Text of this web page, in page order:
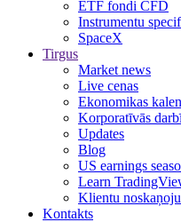
ETF fondi CFD
Instrumentu
SpaceX
Tirgus
Market news
Live cenas
Ekonomikas
Korporatīvās
Updates
Blog
US earnings
Learn
Klientu
Kontakts